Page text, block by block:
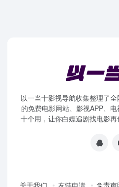
以一当十影视导航收集整理了
的免费电影网站、影视APP、
十个用，让你白嫖追剧找电影再
关于我们 友链申请 免责声